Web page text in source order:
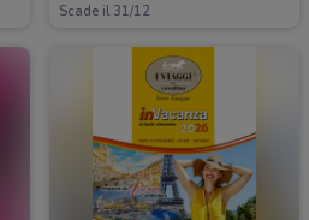
Scade il 31/12